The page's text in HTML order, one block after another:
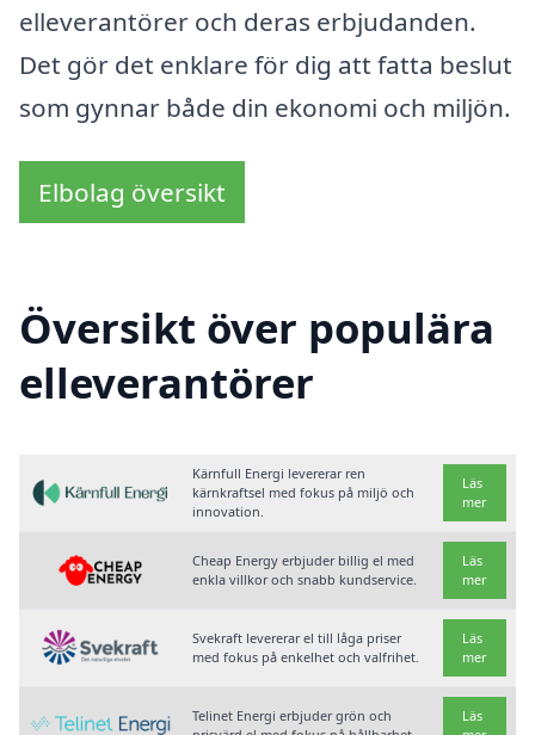
elleverantörer och deras erbjudanden.
Det gör det enklare för dig att fatta beslut
som gynnar både din ekonomi och miljön.
Elbolag översikt
Översikt över populära
elleverantörer
Kärnfull Energi levererar ren
kärnkraftsel med fokus på miljö och
innovation.
Läs
mer
Cheap Energy erbjuder billig el med
enkla villkor och snabb kundservice.
Läs
mer
Svekraft levererar el till låga priser
med fokus på enkelhet och valfrihet.
Läs
mer
Telinet Energi erbjuder grön och
Läs